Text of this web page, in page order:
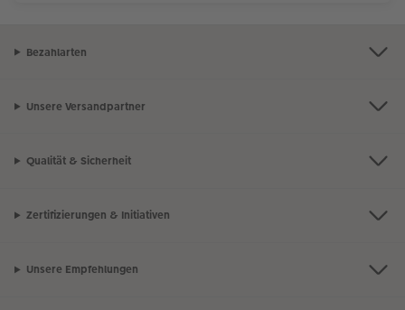
Bezahlarten
Unsere Versandpartner
Qualität & Sicherheit
Zertifizierungen & Initiativen
Unsere Empfehlungen